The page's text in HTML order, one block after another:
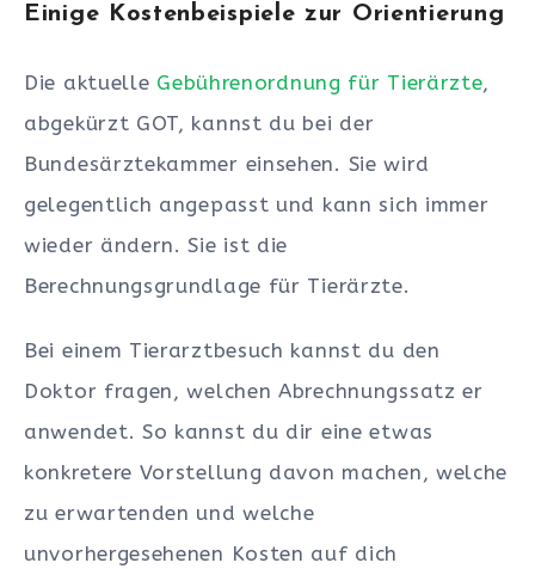
Einige Kostenbeispiele zur Orientierung
Die aktuelle Gebührenordnung für Tierärzte,
abgekürzt GOT, kannst du bei der
Bundesärztekammer einsehen. Sie wird
gelegentlich angepasst und kann sich immer
wieder ändern. Sie ist die
Berechnungsgrundlage für Tierärzte.
Bei einem Tierarztbesuch kannst du den
Doktor fragen, welchen Abrechnungssatz er
anwendet. So kannst du dir eine etwas
konkretere Vorstellung davon machen, welche
zu erwartenden und welche
unvorhergesehenen Kosten auf dich